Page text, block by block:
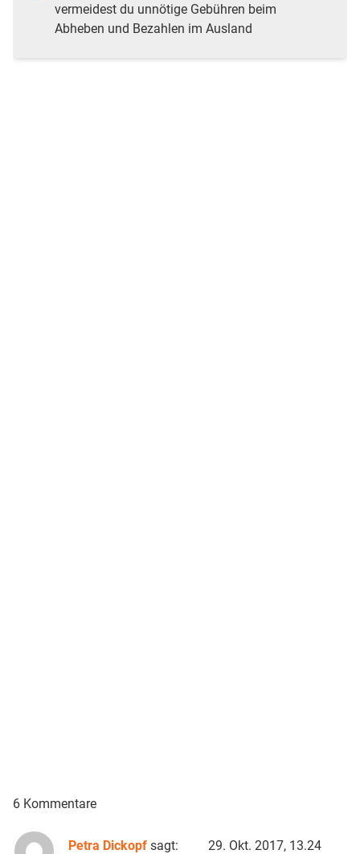
vermeidest du unnötige Gebühren beim
Abheben und Bezahlen im Ausland
6 Kommentare
Petra Dickopf sagt:
29. Okt. 2017, 13.24